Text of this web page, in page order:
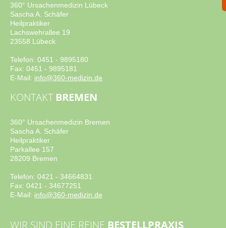
360° Ursachenmedizin Lübeck
Sascha A. Schäfer
Heilpraktiker
Lachswehrallee 19
23558 Lübeck
Telefon: 0451 - 9895180
Fax: 0451 - 9895181
E-Mail: info@360-medizin.de
KONTAKT BREMEN
360° Ursachenmedizin Bremen
Sascha A. Schäfer
Heilpraktiker
Parkallee 157
28209 Bremen
Telefon: 0421 - 34664831
Fax: 0421 - 34677251
E-Mail: info@360-medizin.de
WIR SIND EINE REINE BESTELLPRAXIS